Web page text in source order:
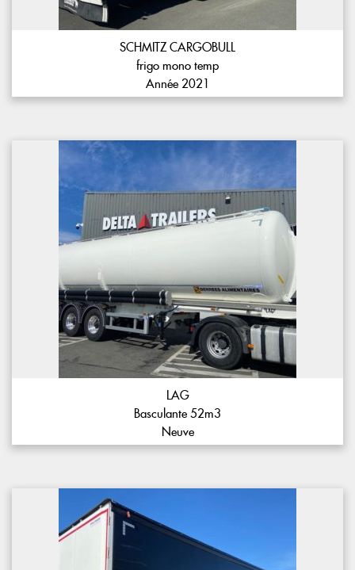
SCHMITZ CARGOBULL
frigo mono temp
Année 2021
LAG
Basculante 52m3
Neuve